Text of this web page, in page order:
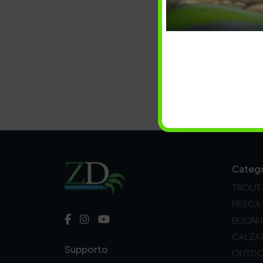
Supporto
TROUT
PESCA
BUONI